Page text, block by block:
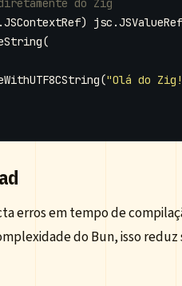
.JSContextRef) jsc .JSValueRef
(
("Olá do
erros em tempo de
do Bun, isso